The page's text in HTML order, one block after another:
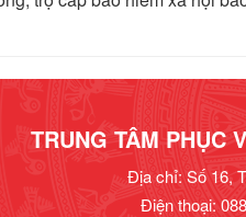
TRUNG TÂM PHỤC
Địa chỉ: Số 16,
Điện thoại: